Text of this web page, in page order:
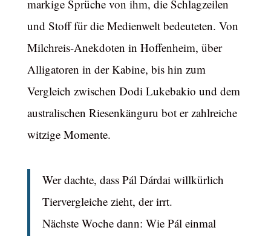
markige Sprüche von ihm, die Schlagzeilen
und Stoff für die Medienwelt bedeuteten. Von
Milchreis-Anekdoten in Hoffenheim, über
Alligatoren in der Kabine, bis hin zum
Vergleich zwischen Dodi Lukebakio und dem
australischen Riesenkänguru bot er zahlreiche
witzige Momente.
Wer dachte, dass Pál Dárdai willkürlich
Tiervergleiche zieht, der irrt.
Nächste Woche dann: Wie Pál einmal